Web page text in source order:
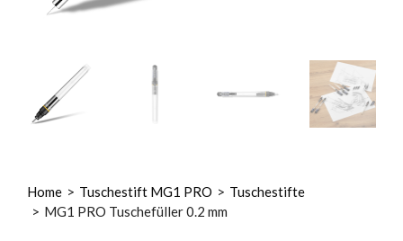
Home > Tuschestift MG1 PRO > Tuschestifte
> MG1 PRO Tuschefüller 0.2 mm